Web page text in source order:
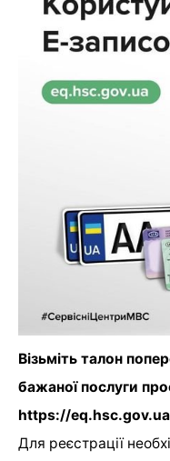
Візьміть талон
бажаної послуги
https://
Для реєстрації